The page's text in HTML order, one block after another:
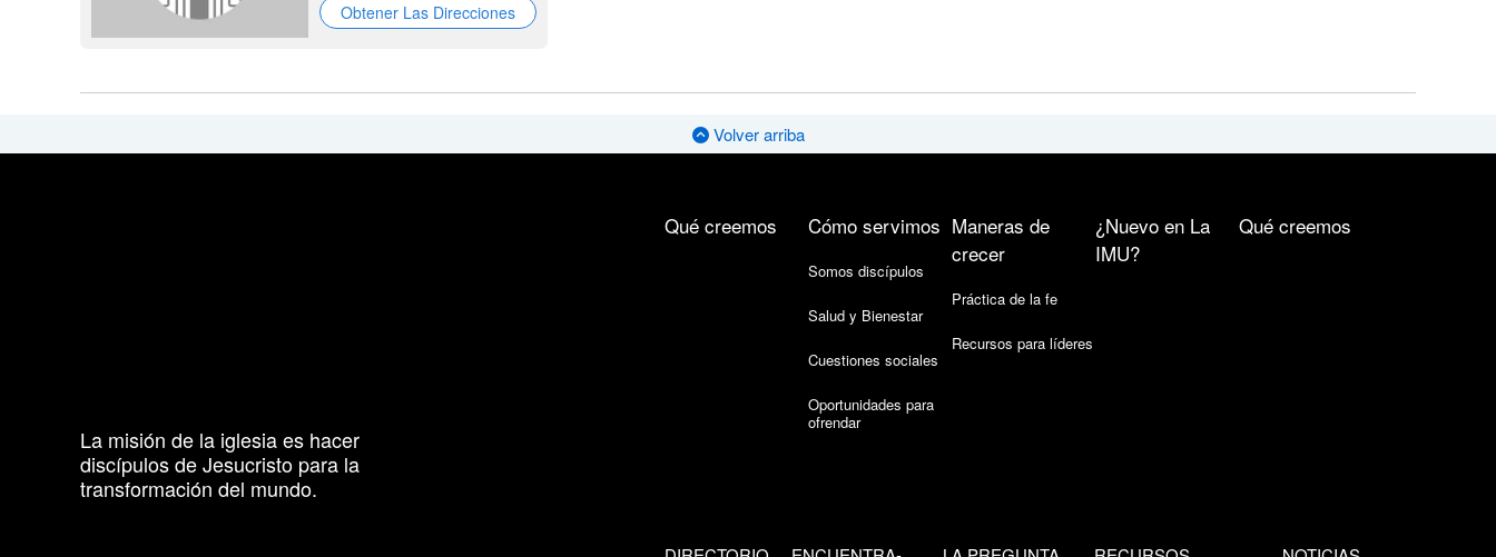
Obtener Las Direcciones
Volver arriba
La misión de la iglesia es hacer
discípulos de Jesucristo para la
transformación del mundo.
Qué creemos Cómo servimos
Somos discípulos
Salud y Bienestar
Cuestiones sociales
Oportunidades para
ofrendar
Maneras de
crecer
Práctica de la fe
Recursos para líderes
¿Nuevo en La
IMU?
Qué creemos